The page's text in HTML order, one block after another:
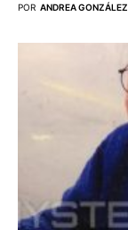
POR ANDREA GONZÁLEZ